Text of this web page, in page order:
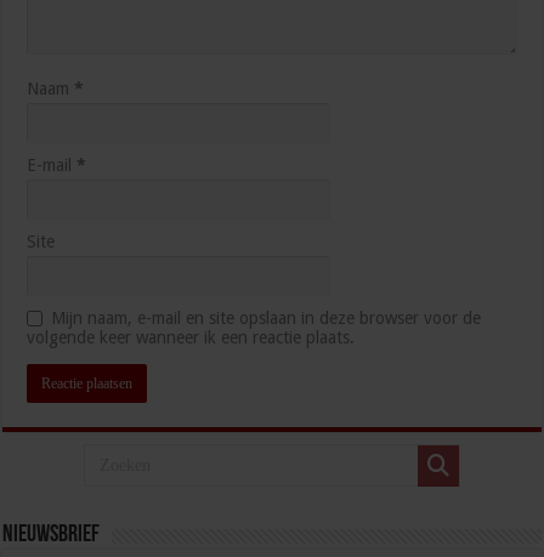
Naam *
E-mail *
Site
Mijn naam, e-mail en site opslaan in deze browser voor de
volgende keer wanneer ik een reactie plaats.
Nieuwsbrief